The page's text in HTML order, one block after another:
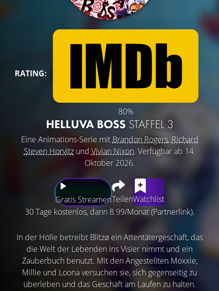
RATING:
80%
HELLUVA BOSS STAFFEL 3
Eine Animations-Serie mit Brandon Rogers, Richard
Steven Horvitzund Vivian Nixon. Verfügbar ab 14.
Oktober 2026.
Gratis StreamenTeilenWatchlist
30 Tage kostenlos, dann 8.99/Monat (Partnerlink).
In der Hölle betreibt Blitzø ein Attentätergeschäft, das
die Welt der Lebenden ins Visier nimmt und ein
Zauberbuch benutzt. Mit den Angestellten Moxxie,
Millie und Loona versuchen sie, sich gegenseitig zu
überleben und das Geschäft am Laufen zu halten.